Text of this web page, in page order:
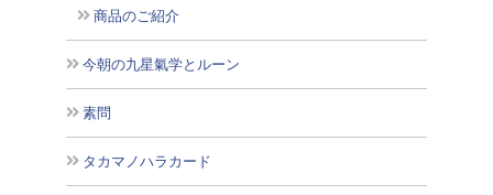
商品のご紹介
今朝の九星氣学とルーン
素問
タカマノハラカード